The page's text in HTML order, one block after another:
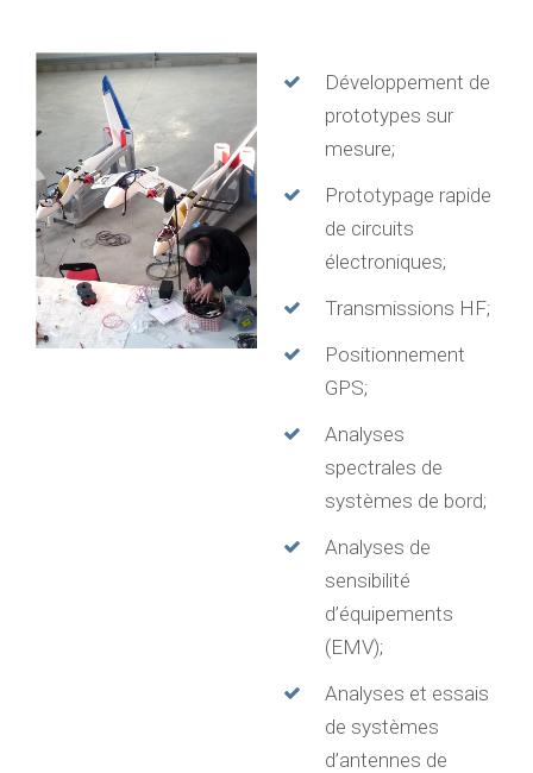
Développement de
prototypes sur
mesure;
Prototypage rapide
de circuits
électroniques;
Transmissions HF;
Positionnement
GPS;
Analyses
spectrales de
systèmes de bord;
Analyses de
sensibilité
d’équipements
(EMV);
Analyses et essais
de systèmes
d’antennes de